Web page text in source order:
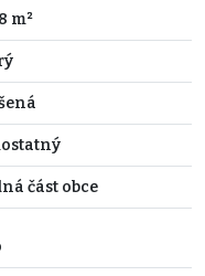
m²
část obce